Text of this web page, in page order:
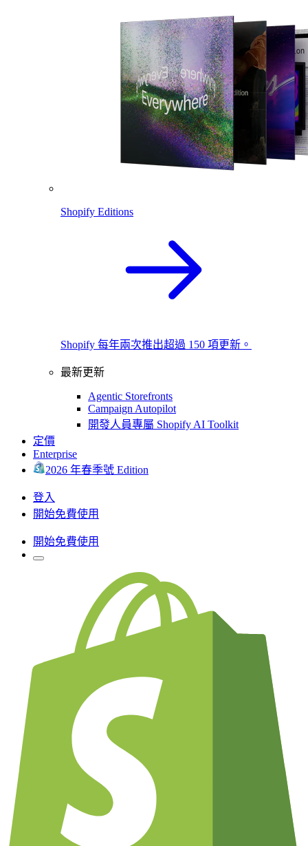
Shopify Editions
Shopify 每年兩次推出超過 150 項更新。
最新更新
Agentic Storefronts
Campaign Autopilot
開發人員專屬 Shopify AI Toolkit
定價
Enterprise
2026 年春季號 Edition
登入
開始免費使用
開始免費使用